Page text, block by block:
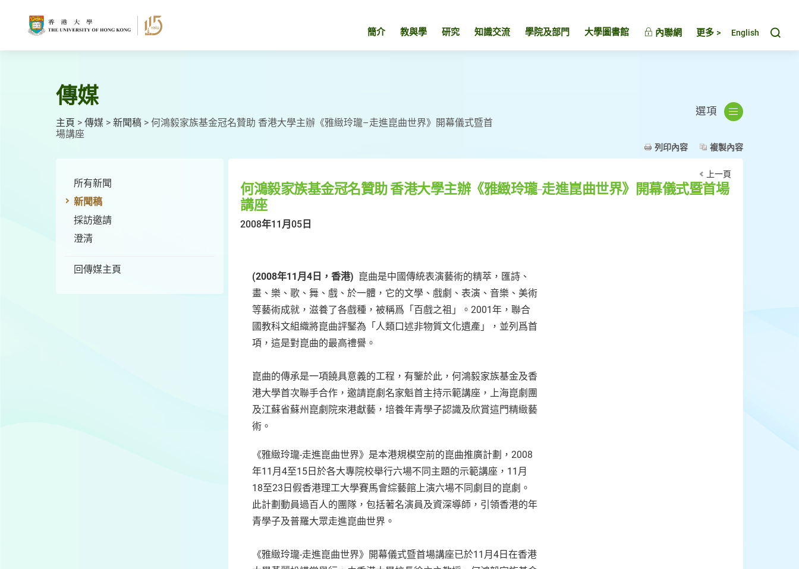
簡介 教與學 研究 知識交流 學院及部門 大學圖書館 內聯網 更多 > English
傳媒
主頁 > 傳媒 > 新聞稿 > 何鴻毅家族基金冠名贊助 香港大學主辦《雅緻玲瓏–走進崑曲世界》開幕儀式暨首
場講座
選項
列印內容 複製內容
所有新聞
新聞稿
採訪邀請
澄清
回傳媒主頁
上一頁
何鴻毅家族基金冠名贊助 香港大學主辦《雅緻玲瓏–走進崑曲世界》開幕儀式暨首場
講座
2008年11月05日
(2008年11月 4 日，香港) 崑曲是中國傳統表演藝術的精萃，匯詩、
畫、樂、歌、舞、戲、於一體，它的文學、戲劇、表演、音樂、美術
等藝術成就，滋養了各戲種，被稱爲「百戲之祖」。2001年，聯合
國教科文組織將崑曲評鋻為「人類口述非物質文化遺產」，並列爲首
項，這是對崑曲的最高禮譽。
崑曲的傳承是一項饒具意義的工程，有鑒於此，何鴻毅家族基金及香
港大學首次聯手合作，邀請崑劇名家魁首主持示範講座，上海崑劇團
及江蘇省蘇州崑劇院來港獻藝，培養年青學子認識及欣賞這門精緻藝
術。
《雅緻玲瓏-走進崑曲世界》是本港規模空前的崑曲推廣計劃，2008
年11月4至15日於各大專院校舉行六場不同主題的示範講座，11月
18至23日假香港理工大學賽馬會綜藝館上演六場不同劇目的崑劇。
此計劃動員過百人的團隊，包括著名演員及資深導師，引領香港的年
青學子及普羅大眾走進崑曲世界。
《雅緻玲瓏-走進崑曲世界》開幕儀式暨首場講座已於11月4日在香港